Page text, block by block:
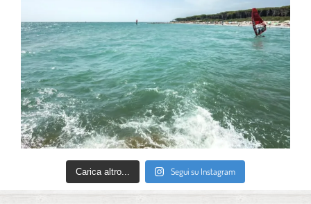
Carica altro... Segui su Instagram